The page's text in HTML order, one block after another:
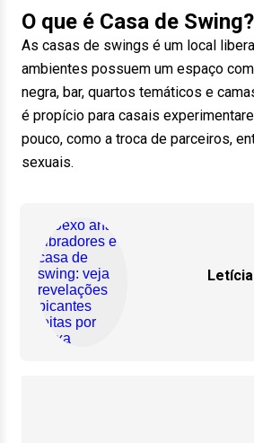
O que é Casa de Swing?
As casas de swings é um local
ambientes possuem um espaço
negra, bar, quartos temáticos e
é propício para casais
pouco, como a troca de parceiros,
sexuais.